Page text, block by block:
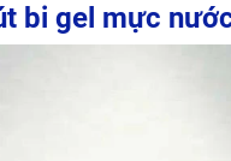
bi gel mực